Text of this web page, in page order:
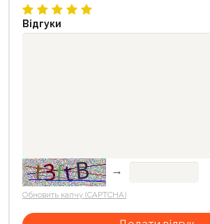
Відгуки
→
Обновить капчу (CAPTCHA)